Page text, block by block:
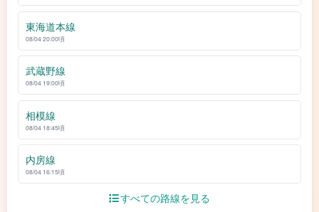
東海道本線
08/04 20:00頃
武蔵野線
08/04 19:00頃
相模線
08/04 18:45頃
内房線
08/04 16:15頃
すべての路線を見る